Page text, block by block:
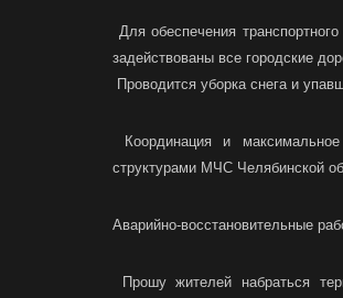
Для обеспечения
задействованы все городские
Проводится уборка снега и
Координация и максимальное
структурами МЧС Челябинской
Аварийно-восстановительные
Прошу жителей набраться